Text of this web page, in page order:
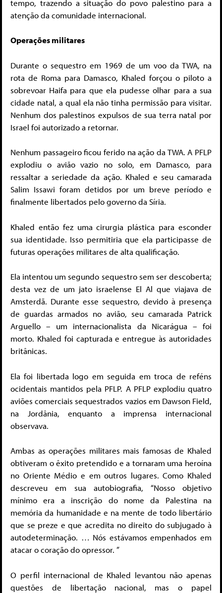
tempo, trazendo a situação do povo palestino para a
atenção da comunidade internacional.
Operações militares
Durante o sequestro em 1969 de um voo da TWA, na
rota de Roma para Damasco, Khaled forçou o piloto a
sobrevoar Haifa para que ela pudesse olhar para a sua
cidade natal, a qual ela não tinha permissão para visitar.
Nenhum dos palestinos expulsos de sua terra natal por
Israel foi autorizado a retornar.
Nenhum passageiro ficou ferido na ação da TWA. A PFLP
explodiu o avião vazio no solo, em Damasco, para
ressaltar a seriedade da ação. Khaled e seu camarada
Salim Issawi foram detidos por um breve período e
finalmente libertados pelo governo da Síria.
Khaled então fez uma cirurgia plástica para esconder
sua identidade. Isso permitiria que ela participasse de
futuras operações militares de alta qualificação.
Ela intentou um segundo sequestro sem ser descoberta;
desta vez de um jato israelense El Al que viajava de
Amsterdã. Durante esse sequestro, devido à presença
de guardas armados no avião, seu camarada Patrick
Arguello – um internacionalista da Nicarágua – foi
morto. Khaled foi capturada e entregue às autoridades
britânicas.
Ela foi libertada logo em seguida em troca de reféns
ocidentais mantidos pela PFLP. A PFLP explodiu quatro
aviões comerciais sequestrados vazios em Dawson Field,
na Jordânia, enquanto a imprensa internacional
observava.
Ambas as operações militares mais famosas de Khaled
obtiveram o êxito pretendido e a tornaram uma heroína
no Oriente Médio e em outros lugares. Como Khaled
descreveu em sua autobiografia, “Nosso objetivo
mínimo era a inscrição do nome da Palestina na
memória da humanidade e na mente de todo libertário
que se preze e que acredita no direito do subjugado à
autodeterminação. … Nós estávamos empenhados em
atacar o coração do opressor. ”
O perfil internacional de Khaled levantou não apenas
questões de libertação nacional, mas o papel